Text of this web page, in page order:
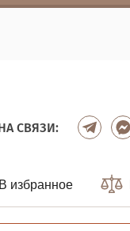
СВЯЗИ:
В избранное